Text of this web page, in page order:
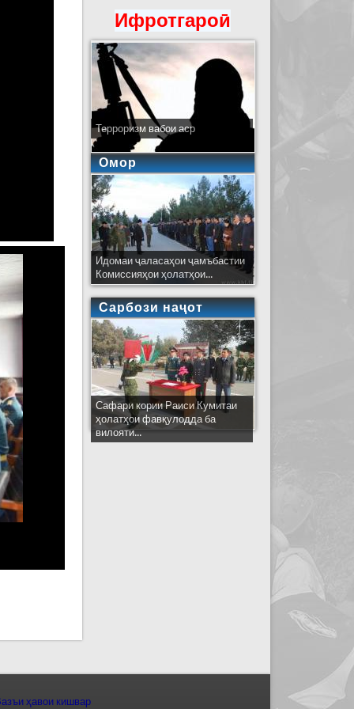
Ифротгароӣ
Терроризм вабои аср
Омор
Идомаи ҷаласаҳои ҷамъбастии
Комиссияҳои ҳолатҳои...
Сарбози наҷот
Сафари кории Раиси Кумитаи
ҳолатҳои фавқулодда ба
вилояти...
ҳавои кишвар